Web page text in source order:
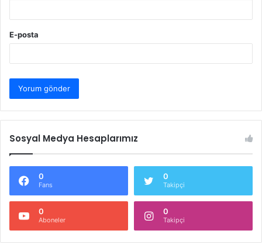
E-posta
Sosyal Medya Hesaplarımız
0
Fans
0
Takipçi
0
Aboneler
0
Takipçi